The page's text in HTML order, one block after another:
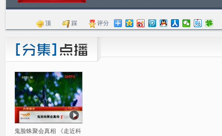
顶 踩 评分
鬼脸蛛聚会真相 《走近科